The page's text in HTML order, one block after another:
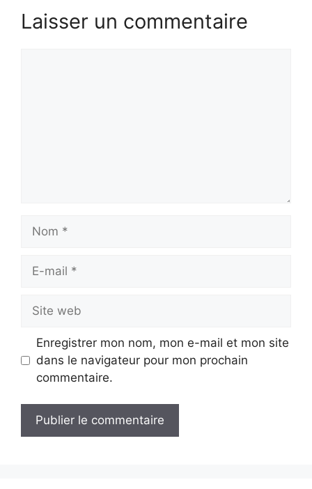
Laisser un commentaire
mail
web
Enregistrer mon nom, mon e-mail et mon site
dans le navigateur pour mon prochain
commentaire.